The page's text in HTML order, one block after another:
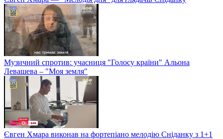
Музичний спротив: учасниця "Голосу країни" Альона
Левашева – "Моя земля"
Євген Хмара виконав на фортепіано мелодію Сніданку з 1+1